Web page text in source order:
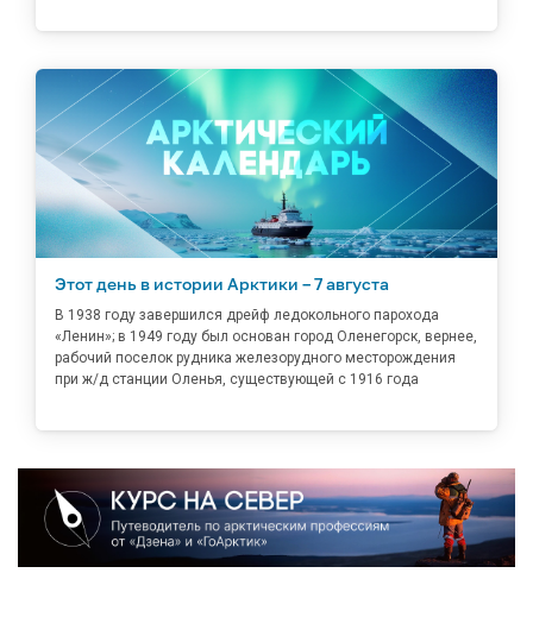
Этот день в истории Арктики – 7 августа
В 1938 году завершился дрейф ледокольного парохода
«Ленин»; в 1949 году был основан город Оленегорск, вернее,
рабочий поселок рудника железорудного месторождения
при ж/д станции Оленья, существующей с 1916 года